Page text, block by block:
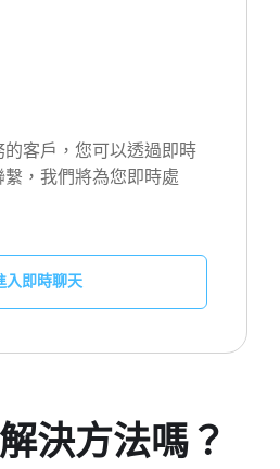
客戶，您可以透過即時
，我們將為您即時處
入即時聊天
決方法嗎？